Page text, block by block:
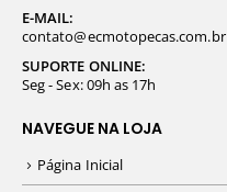
E-MAIL:
contato@ecmotopecas.com.br
SUPORTE ONLINE:
Seg - Sex: 09h as 17h
NAVEGUE NA LOJA
Página Inicial